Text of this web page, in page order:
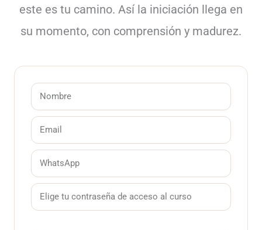
este es tu camino. Así la iniciación llega en
su momento, con comprensión y madurez.
N
o
m
b
r
E
m
a
i
l
W
h
a
T
u